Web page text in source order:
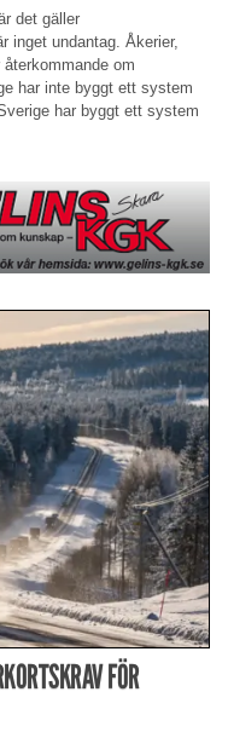
det gäller
inget undantag. Åkerier,
om
har inte byggt ett system
har byggt ett system
FÖR